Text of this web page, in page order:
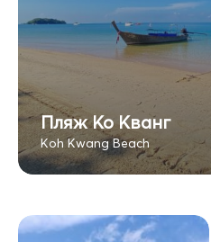
Пляж Ко Кванг
Koh Kwang Beach